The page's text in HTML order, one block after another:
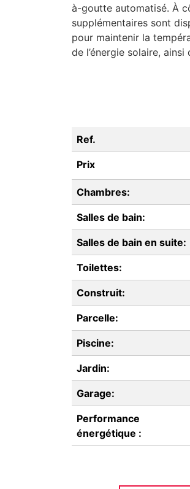
à-goutte automatisé. À
supplémentaires sont
pour maintenir la
de l’énergie solaire,
Ref.
Prix
Chambres:
Salles de bain:
Salles de bain en suite:
Toilettes:
Construit:
Parcelle:
Piscine:
Jardin:
Garage:
Performance
énergétique :